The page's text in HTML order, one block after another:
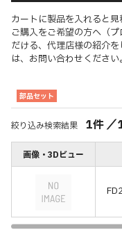
カートに製品を入れると見
ご購入をご希望の方へ（
だける、代理店様の紹介
は、お問い合わせください。
部品セット
絞り込み検索結果 1件／
画像・3Dビュー